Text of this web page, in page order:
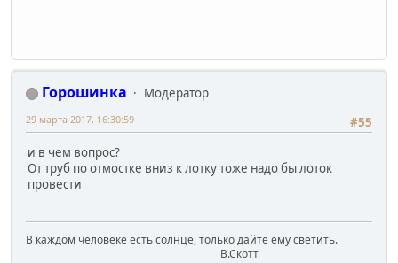
Горошинка
Модератор
#55
29 марта 2017, 16:30:59
и в чем вопрос?
От труб по отмостке вниз к лотку тоже надо бы лоток
провести
В каждом человеке есть солнце, только дайте ему светить.
В.Скотт